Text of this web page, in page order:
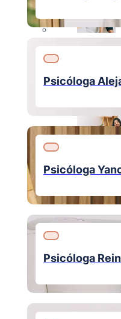
Psicóloga Yancy
Psicóloga
Psicóloga
Psicóloga
Psicóloga
Psicóloga